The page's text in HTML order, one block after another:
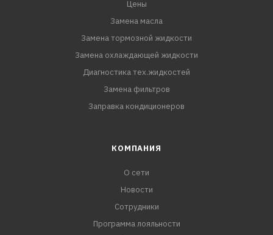
Цены
Замена масла
Замена тормозной жидкости
Замена охлаждающей жидкости
Диагностика тех.жидкостей
Замена фильтров
Заправка кондиционеров
КОМПАНИЯ
О сети
Новости
Сотрудники
Программа лояльности